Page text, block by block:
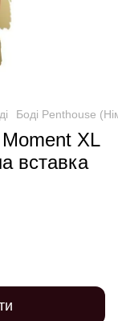
Боді Penthouse
XL
вставка